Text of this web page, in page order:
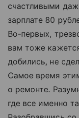
счастливыми
зарплате 80
Во-первых,
вам тоже
добились, не
Самое время
о ремонте.
где все именно